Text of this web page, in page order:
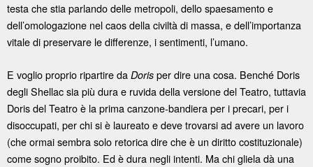
testa che stia parlando delle metropoli, dello spaesamento e
dell’omologazione nel caos della civiltà di massa, e dell’importanza
vitale di preservare le differenze, i sentimenti, l’umano.
E voglio proprio ripartire da Doris per dire una cosa. Benché Doris
degli Shellac sia più dura e ruvida della versione del Teatro, tuttavia
Doris del Teatro è la prima canzone-bandiera per i precari, per i
disoccupati, per chi si è laureato e deve trovarsi ad avere un lavoro
(che ormai sembra solo retorica dire che è un diritto costituzionale)
come sogno proibito. Ed è dura negli intenti. Ma chi gliela dà una